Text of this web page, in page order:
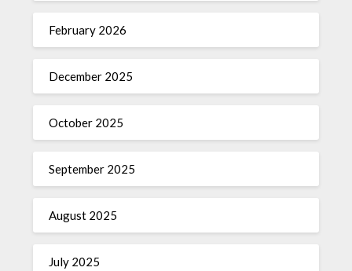
February 2026
December 2025
October 2025
September 2025
August 2025
July 2025